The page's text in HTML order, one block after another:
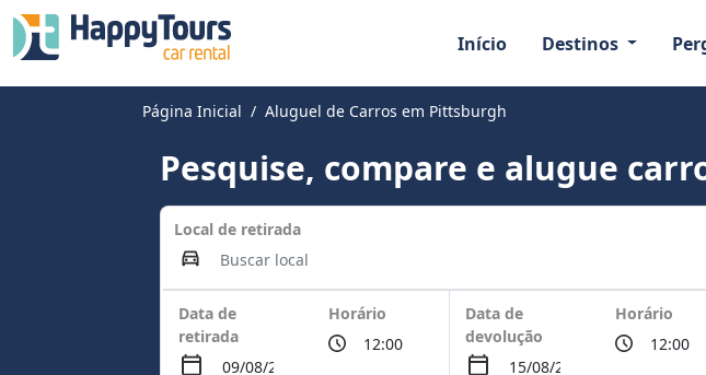
Início Destinos
Página Inicial Aluguel de Carros em Pittsburgh
Pesquise, compare e alugue
Local de retirada
Data de
retirada
Horário
Data de
devolução
Horário